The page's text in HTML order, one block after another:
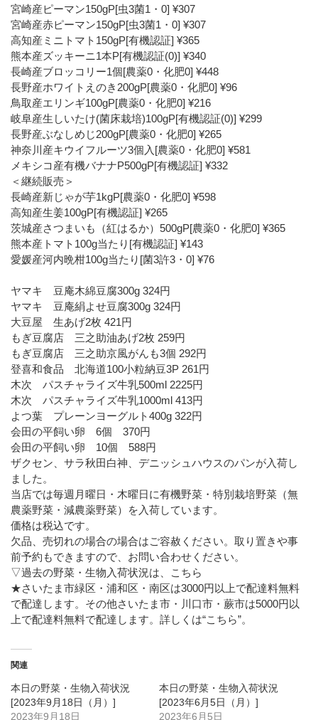
宮崎産ピーマン150gP[虫3菌1・0] ¥307
宮崎産赤ピーマン150gP[虫3菌1・0] ¥307
高知産ミニトマト150gP[有機認証] ¥365
熊本産ズッキーニ1本P[有機認証(0)] ¥340
長崎産ブロッコリー1個[農薬0・化肥0] ¥448
長野産ホワイトえのき200gP[農薬0・化肥0] ¥96
鳥取産エリンギ100gP[農薬0・化肥0] ¥216
岐阜産生しいたけ(菌床栽培)100gP[有機認証(0)] ¥299
長野産ぶなしめじ200gP[農薬0・化肥0] ¥265
神奈川産キウイフルーツ3個入[農薬0・化肥0] ¥581
メキシコ産有機バナナP500gP[有機認証] ¥332
＜継続販売＞
長崎産新じゃが芋1kgP[農薬0・化肥0] ¥598
高知産生姜100gP[有機認証] ¥265
茨城産さつまいも（紅はるか）500gP[農薬0・化肥0] ¥365
熊本産トマト100g当たり[有機認証] ¥143
愛媛産河内晩柑100g当たり[菌3許3・0] ¥76
ヤマキ 豆庵木綿豆腐300g 324円
ヤマキ 豆庵絹よせ豆腐300g 324円
大豆屋 生あげ2枚 421円
もぎ豆腐店 三之助油あげ2枚 259円
もぎ豆腐店 三之助京風がんも3個 292円
登喜和食品 北海道100小粒納豆3P 261円
木次 パスチャライズ牛乳500ml 2225円
木次 パスチャライズ牛乳1000ml 413円
よつ葉 プレーンヨーグルト400g 322円
会田の平飼い卵 6個 370円
会田の平飼い卵 10個 588円
ザクセン、サラ秋田白神、デニッシュハウスのパンが入荷し
ました。
当店では毎週月曜日・木曜日に有機野菜・特別栽培野菜（無
農薬野菜・減農薬野菜）を入荷しています。
価格は税込です。
欠品、売切れの場合の場合はご容赦ください。取り置きや事
前予約もできますので、お問い合わせください。
▽過去の野菜・生物入荷状況は、こちら
★さいたま市緑区・浦和区・南区は3000円以上で配達料無料
で配達します。その他さいたま市・川口市・蕨市は5000円以
上で配達料無料で配達します。詳しくは“こちら”。
関連
本日の野菜・生物入荷状況
[2023年9月18日（月）]
2023年9月18日
本日の野菜・生物入荷状況
[2023年6月5日（月）]
2023年6月5日